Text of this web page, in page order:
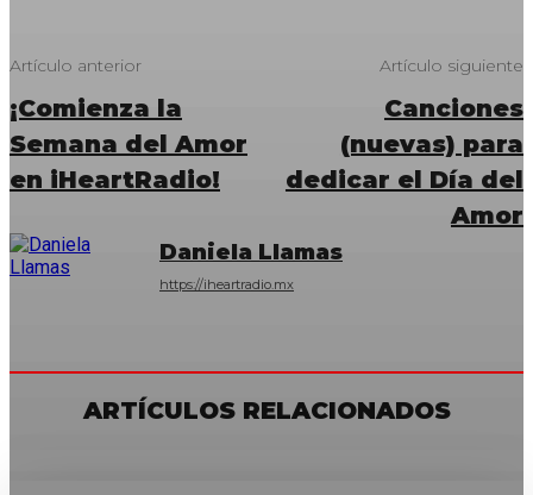
Artículo anterior
¡Comienza la
Semana del Amor
en iHeartRadio!
Artículo siguiente
Canciones
(nuevas) para
dedicar el Día del
Amor
Daniela Llamas
https://iheartradio.mx
ARTÍCULOS RELACIONADOS